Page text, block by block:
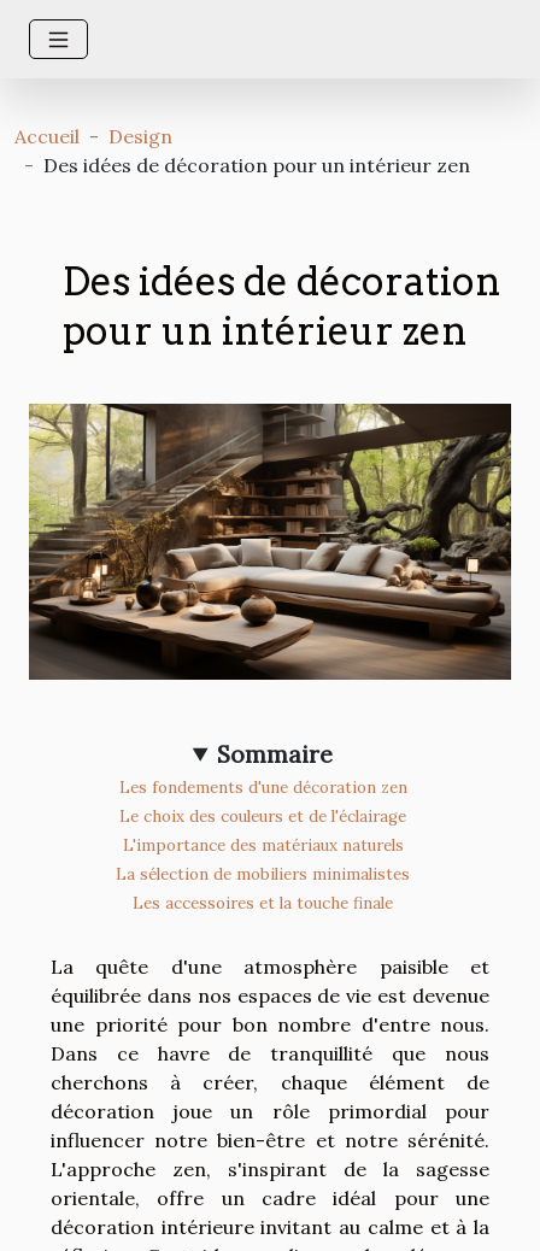
Accueil
Design
Des idées de décoration pour un intérieur zen
Des idées de décoration
pour un intérieur zen
Sommaire
Les fondements d'une décoration zen
Le choix des couleurs et de l'éclairage
L'importance des matériaux naturels
La sélection de mobiliers minimalistes
Les accessoires et la touche finale
La quête d'une atmosphère paisible et
équilibrée dans nos espaces de vie est devenue
une priorité pour bon nombre d'entre nous.
Dans ce havre de tranquillité que nous
cherchons à créer, chaque élément de
décoration joue un rôle primordial pour
influencer notre bien-être et notre sérénité.
L'approche zen, s'inspirant de la sagesse
orientale, offre un cadre idéal pour une
décoration intérieure invitant au calme et à la